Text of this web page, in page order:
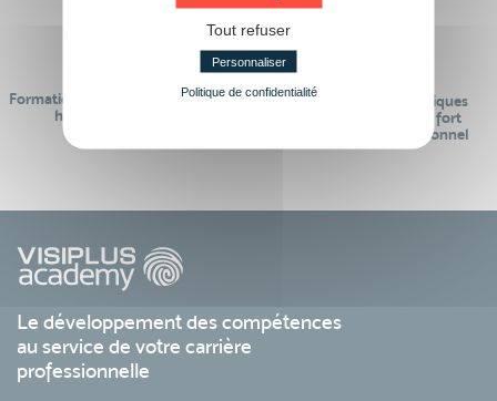
Formations réalisables pendant ou
hors temps de travail
Des contenus pédagogiques
« de pointe » et en lien fort
avec le monde professionnel
Le développement des compétences
au service de votre carrière
professionnelle
Tout refuser
Personnaliser
Politique de confidentialité